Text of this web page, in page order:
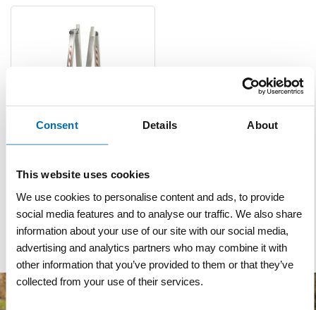
Consent Details About
This website uses cookies
We use cookies to personalise content and ads, to provide
social media features and to analyse our traffic. We also share
information about your use of our site with our social media,
advertising and analytics partners who may combine it with
other information that you’ve provided to them or that they’ve
collected from your use of their services.
Rei alu klapbaar
VERLANGLIJST
Artnr b8624 excl. btw
€ 325,00